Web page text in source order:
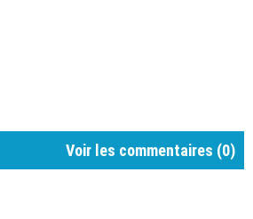
Voir les commentaires (0)